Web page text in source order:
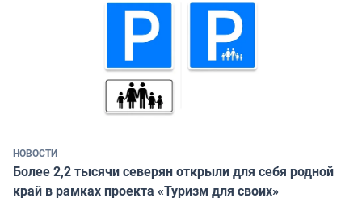
НОВОСТИ
Более 2,2 тысячи северян открыли для себя родной
край в рамках проекта «Туризм для своих»